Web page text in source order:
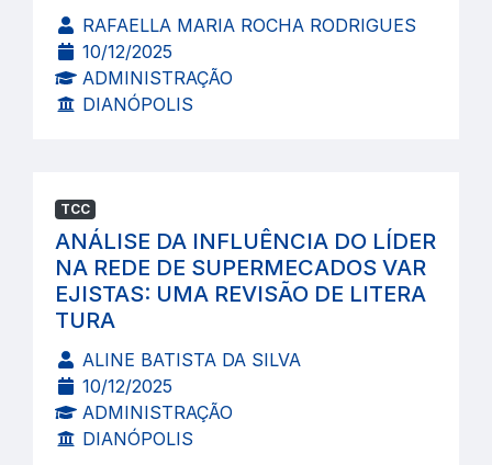
RAFAELLA MARIA ROCHA RODRIGUES
10/12/2025
ADMINISTRAÇÃO
DIANÓPOLIS
TCC
ANÁLISE DA INFLUÊNCIA DO LÍDER
NA REDE DE SUPERMECADOS VAR
EJISTAS: UMA REVISÃO DE LITERA
TURA
ALINE BATISTA DA SILVA
10/12/2025
ADMINISTRAÇÃO
DIANÓPOLIS